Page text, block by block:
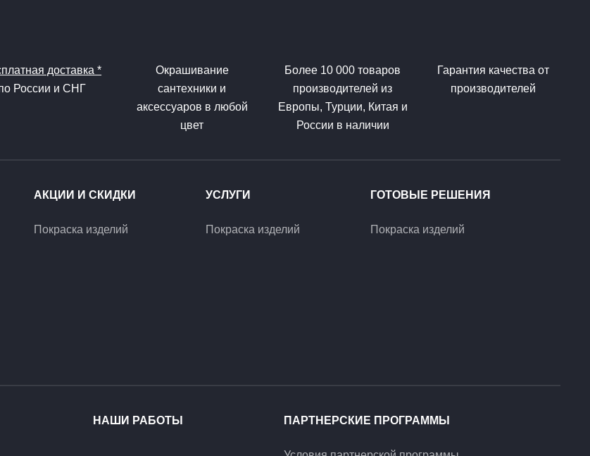
доставка *
России и СНГ
Окрашивание
сантехники и
аксессуаров в любой
цвет
Более 10 000 товаров
производителей из
Европы, Турции, Китая и
России в наличии
Гарантия качества от
производителей
АКЦИИ И СКИДКИ
Покраска изделий
УСЛУГИ
Покраска изделий
ГОТОВЫЕ РЕШЕНИЯ
Покраска изделий
НАШИ РАБОТЫ ПАРТНЕРСКИЕ ПРОГРАММЫ